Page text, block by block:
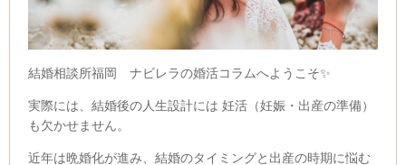
結婚相談所福岡 ナビレラの婚活コラムへようこそ✨
実際には、結婚後の人生設計には 妊活（妊娠・出産の準備）
も欠かせません。
近年は晩婚化が進み、結婚のタイミングと出産の時期に悩む